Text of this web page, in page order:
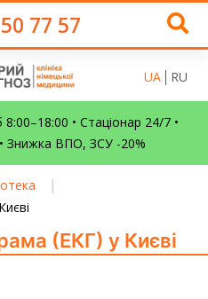
77 57
UA RU
8:00–18:00 • Стаціонар 24/7 •
Знижка ВПО, ЗСУ -20%
|
(ЕКГ) у Києві